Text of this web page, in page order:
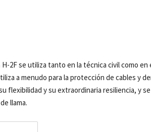
2F se utiliza tanto en la técnica civil como en
a menudo para la protección de cables y
flexibilidad y su extraordinaria resiliencia, y
llama.